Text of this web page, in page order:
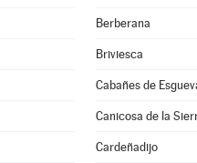
Berberana
Briviesca
Cabañes de
Canicosa de la
Cardeñadijo